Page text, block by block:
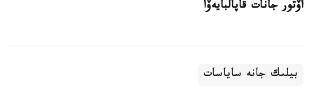
اۆتور جانات قاپالبايەۆا
بيلىك جانە ساياسات